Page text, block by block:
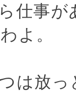
仕事
よ。
は放っ